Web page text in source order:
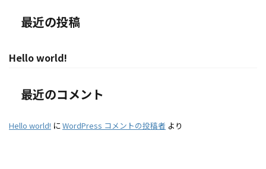
最近の投稿
Hello world!
最近のコメント
Hello world! にWordPress コメントの投稿者 より